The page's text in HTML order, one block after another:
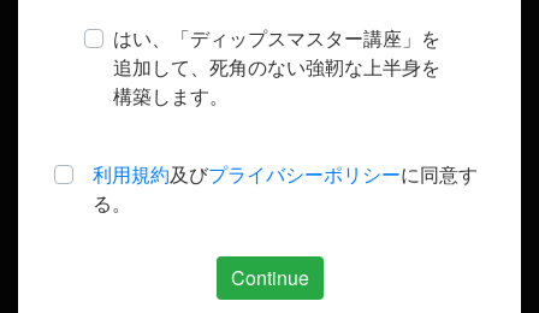
はい、「ディップスマスター講座」を
追加して、死角のない強靭な上半身を
構築します。
利用規約及びプライバシーポリシーに同意す
る。
Continue